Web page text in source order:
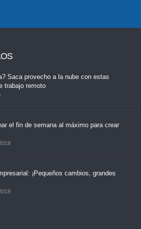
Saca provecho a la nube con estas
trabajo remoto
el fin de semana al máximo para crear
¡Pequeños cambios, grandes